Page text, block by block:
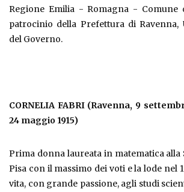
Regione Emilia - Romagna - Comune
patrocinio della Prefettura di
del Governo.
CORNELIA FABRI (Ravenna, 9
24 maggio 1915)
Prima donna laureata in matematica alla
Pisa con il massimo dei voti e la lode nel
vita, con grande passione, agli studi